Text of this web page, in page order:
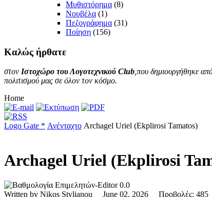
Μυθιστόρημα (8)
Νουβέλα (1)
Πεζογράφημα (31)
Ποίηση (156)
Καλώς ήρθατε
στον Ιστοχώρο του Λογοτεχνικού Club,που δημιουργήθηκε
πολιτισμού μας σε όλον τον κόσμο.
Home
Logo Gate * Ανένταχτο Archagel Uriel (Ekplirosi Tamatos)
Archagel Uriel (Ekplirosi
0.0
Written by Nikos Stylianou June 02, 2026 Προβολές: